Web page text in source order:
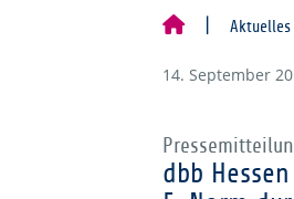
Aktuelles
14. September
dbb